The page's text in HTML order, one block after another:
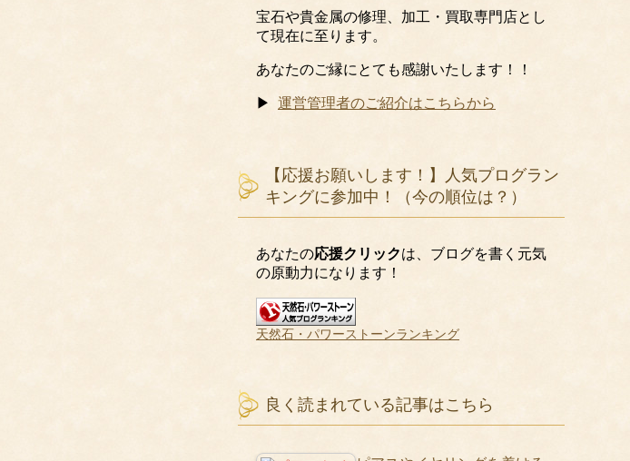
宝石や貴金属の修理、加工・買取専門店とし
て現在に至ります。
あなたのご縁にとても感謝いたします！！
▶ 運営管理者のご紹介はこちらから
【応援お願いします！】人気プログラン
キングに参加中！（今の順位は？）
あなたの応援クリックは、ブログを書く元気
の原動力になります！
天然石・パワーストーンランキング
良く読まれている記事はこちら